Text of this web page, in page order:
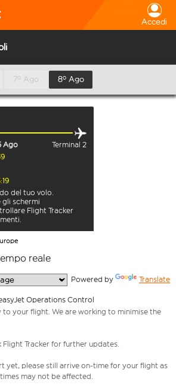
Accedi
7º Ago 8º Ago
Ago
Terminal 2
del tuo volo.
schermi
Flight Tracker
reale
Powered by Translate
Operations Control
your flight. We are working to minimise the
Flight Tracker for further updates.
yet, please still arrive on-time for your flight as
may not be affected.